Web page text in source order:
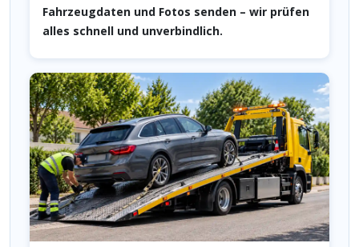
Fahrzeugdaten und Fotos senden – wir prüfen
alles schnell und unverbindlich.